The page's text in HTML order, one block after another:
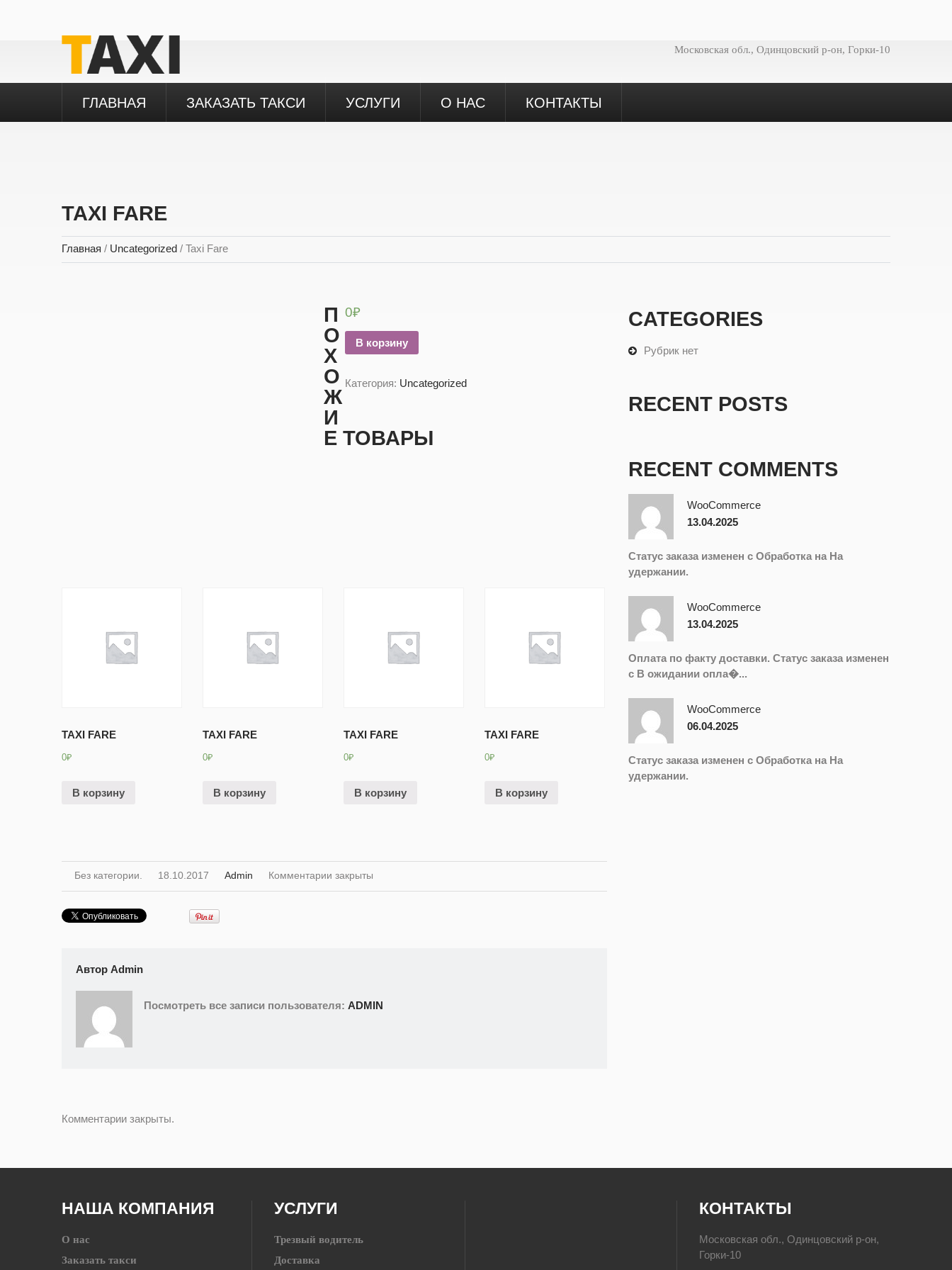
Московская обл., Одинцовский р-он, Горки-10
ГЛАВНАЯ ЗАКАЗАТЬ ТАКСИ УСЛУГИ О НАС КОНТАКТЫ
TAXI FARE
Главная / Uncategorized / Taxi Fare
0₽
В корзину
Категория: Uncategorized
П
О
Х
О
Ж
И
Е ТОВАРЫ
TAXI FARE
0₽
В корзину
TAXI FARE
0₽
В корзину
TAXI FARE
0₽
В корзину
TAXI FARE
0₽
В корзину
Без категории. 18.10.2017 Admin Комментарии закрыты
Автор Admin
Посмотреть все записи пользователя: ADMIN
Комментарии закрыты.
CATEGORIES
Рубрик нет
RECENT POSTS
RECENT COMMENTS
WooCommerce
13.04.2025
Статус заказа изменен с Обработка на На
удержании.
WooCommerce
13.04.2025
Оплата по факту доставки. Статус заказа изменен
с В ожидании опла�...
WooCommerce
06.04.2025
Статус заказа изменен с Обработка на На
удержании.
НАША КОМПАНИЯ
О нас
Заказать такси
УСЛУГИ
Трезвый водитель
Доставка
КОНТАКТЫ
Московская обл., Одинцовский р-он,
Горки-10